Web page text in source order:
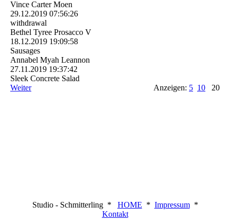
Vince Carter Moen
29.12.2019 07:56:26
withdrawal
Bethel Tyree Prosacco V
18.12.2019 19:09:58
Sausages
Annabel Myah Leannon
27.11.2019 19:37:42
Sleek Concrete Salad
Weiter
Anzeigen: 5 10 20
Studio - Schmitterling * HOME * Impressum*
Kontakt